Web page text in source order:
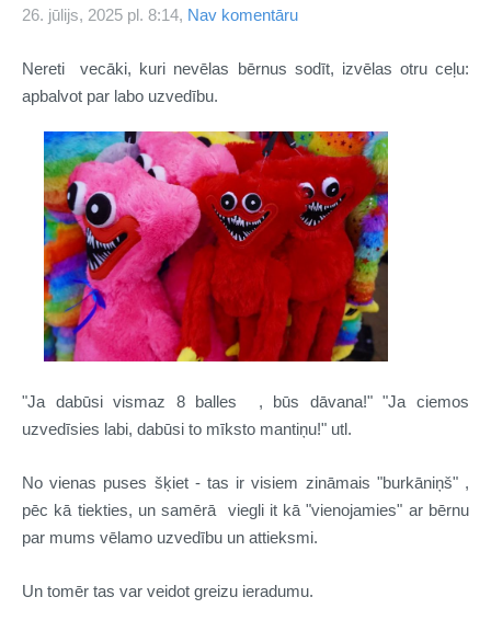
26. jūlijs, 2025 pl. 8:14, Nav komentāru
Nereti vecāki, kuri nevēlas bērnus sodīt, izvēlas otru ceļu:
apbalvot par labo uzvedību.
"Ja dabūsi vismaz 8 balles , būs dāvana!" "Ja ciemos
uzvedīsies labi, dabūsi to mīksto mantiņu!" utl.
No vienas puses šķiet - tas ir visiem zināmais "burkāniņš" ,
pēc kā tiekties, un samērā viegli it kā "vienojamies" ar bērnu
par mums vēlamo uzvedību un attieksmi.
Un tomēr tas var veidot greizu ieradumu.